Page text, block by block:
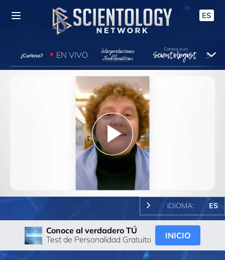
ES
¿Curioso? EN VIVO
Play
Video
IDIOMA: ES
Conoce al verdadero TÚ
Test de Personalidad Gratuito
INICIO